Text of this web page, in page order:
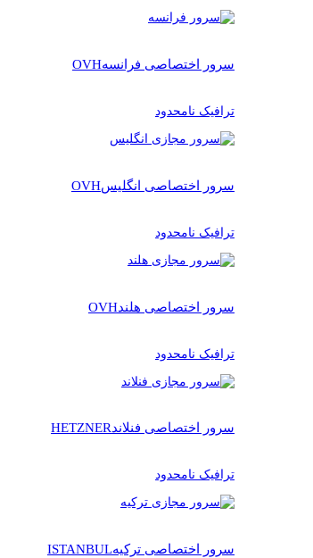
سرور اختصاصی فرانسهOVH
ترافیک نامحدود
سرور اختصاصی انگلیسOVH
ترافیک نامحدود
سرور اختصاصی هلندOVH
ترافیک نامحدود
سرور اختصاصی فنلاندHETZNER
ترافیک نامحدود
سرور اختصاصی ترکیهISTANBUL